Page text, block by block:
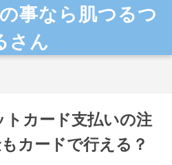
事なら肌つるつ
さん
トカード支払いの注
カードで行える？